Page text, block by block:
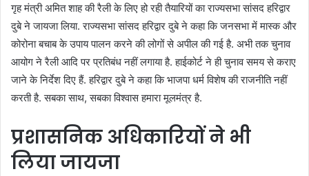
गृह मंत्री अमित शाह की रैली के लिए हो रही तैयारियों का राज्यसभा सांसद हरिद्वार
दुबे ने जायजा लिया. राज्यसभा सांसद हरिद्वार दुबे ने कहा कि जनसभा में मास्क और
कोरोना बचाब के उपाय पालन करने की लोगों से अपील की गई है. अभी तक चुनाव
आयोग ने रैली आदि पर प्रतिबंध नहीं लगाया है. हाईकोर्ट ने ही चुनाव समय से कराए
जाने के निर्देश दिए हैं. हरिद्वार दुबे ने कहा कि भाजपा धर्म विशेष की राजनीति नहीं
करती है. सबका साथ, सबका विश्वास हमारा मूलमंत्र है.
प्रशासनिक अधिकारियों ने भी
लिया जायजा